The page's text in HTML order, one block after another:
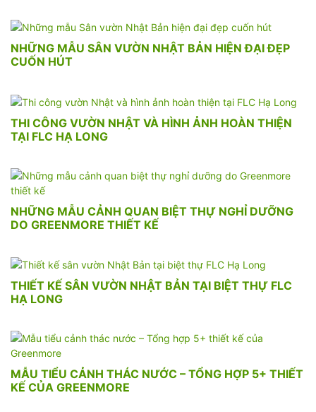
NHỮNG MẪU SÂN VƯỜN NHẬT BẢN HIỆN ĐẠI ĐẸP
CUỐN HÚT
THI CÔNG VƯỜN NHẬT VÀ HÌNH ẢNH HOÀN THIỆN
TẠI FLC HẠ LONG
NHỮNG MẪU CẢNH QUAN BIỆT THỰ NGHỈ DƯỠNG
DO GREENMORE THIẾT KẾ
THIẾT KẾ SÂN VƯỜN NHẬT BẢN TẠI BIỆT THỰ FLC
HẠ LONG
MẪU TIỂU CẢNH THÁC NƯỚC – TỔNG HỢP 5+ THIẾT
KẾ CỦA GREENMORE